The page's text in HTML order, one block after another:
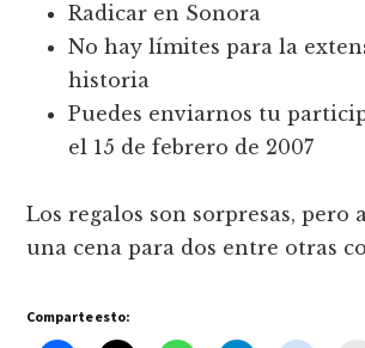
Radicar en Sonora
No hay lí­mites para la
historia
Puedes enviarnos tu
el 15 de febrero de 2007
Los regalos son sorpresas, pero
una cena para dos entre otras
Comparte esto: